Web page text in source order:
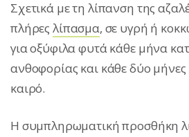
Σχετικά με τη λίπανση της
πλήρες λίπασμα, σε υγρή ή
για οξύφιλα φυτά κάθε μήνα
ανθοφορίας και κάθε δύο
καιρό.
Η συμπληρωματική προσθήκη